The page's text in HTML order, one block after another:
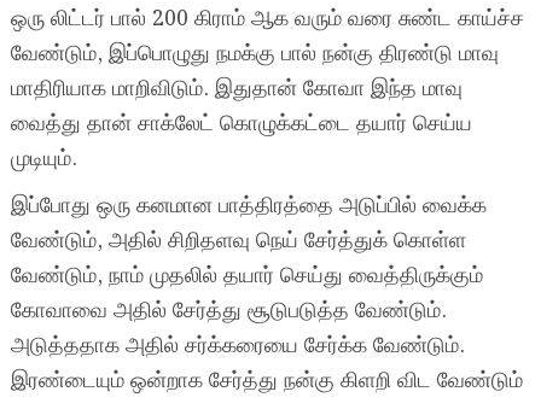
ஒரு லிட்டர் பால் 200 கிராம் ஆக வரும் வரை சுண்ட காய்ச்ச
வேண்டும், இப்பொழுது நமக்கு பால் நன்கு திரண்டு மாவு
மாதிரியாக மாறிவிடும். இதுதான் கோவா இந்த மாவு
வைத்து தான் சாக்லேட் கொழுக்கட்டை தயார் செய்ய
முடியும்.
இப்போது ஒரு கனமான பாத்திரத்தை அடுப்பில் வைக்க
வேண்டும், அதில் சிறிதளவு நெய் சேர்த்துக் கொள்ள
வேண்டும், நாம் முதலில் தயார் செய்து வைத்திருக்கும்
கோவாவை அதில் சேர்த்து சூடுபடுத்த வேண்டும்.
அடுத்ததாக அதில் சர்க்கரையை சேர்க்க வேண்டும்.
இரண்டையும் ஒன்றாக சேர்த்து நன்கு கிளறி விட வேண்டும்